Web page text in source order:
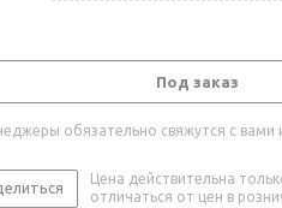
Под заказ
обязательно свяжутся с вами
Цена действительна
отличаться от цен в